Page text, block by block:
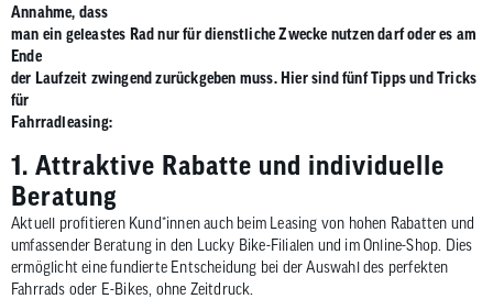
gelangen.
Touch-
und
Annahme, dass
man ein geleastes Rad nur für dienstliche Zwecke nutzen darf oder es am
Ende
der Laufzeit zwingend zurückgeben muss. Hier sind fünf Tipps und Tricks
für
Fahrradleasing:
1. Attraktive Rabatte und individuelle
Beratung
Aktuell profitieren Kund*innen auch beim Leasing von hohen Rabatten und
umfassender Beratung in den Lucky Bike-Filialen und im Online-Shop. Dies
ermöglicht eine fundierte Entscheidung bei der Auswahl des perfekten
Fahrrads oder E-Bikes, ohne Zeitdruck.